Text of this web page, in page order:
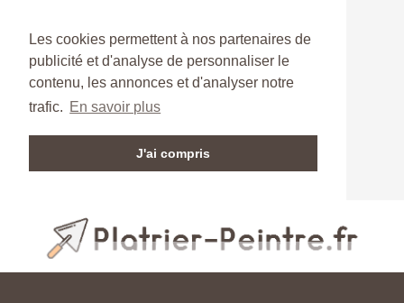
Les cookies permettent à nos partenaires de
publicité et d'analyse de personnaliser le
contenu, les annonces et d'analyser notre
trafic. En savoir plus
J'ai compris